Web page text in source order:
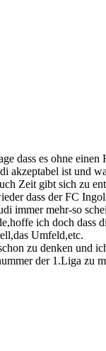
dass es ohne
akzeptabel ist und
Zeit gibt sich zu
dass der FC
immer mehr-so
ich doch dass
Umfeld,etc.
zu denken und
der 1.Liga